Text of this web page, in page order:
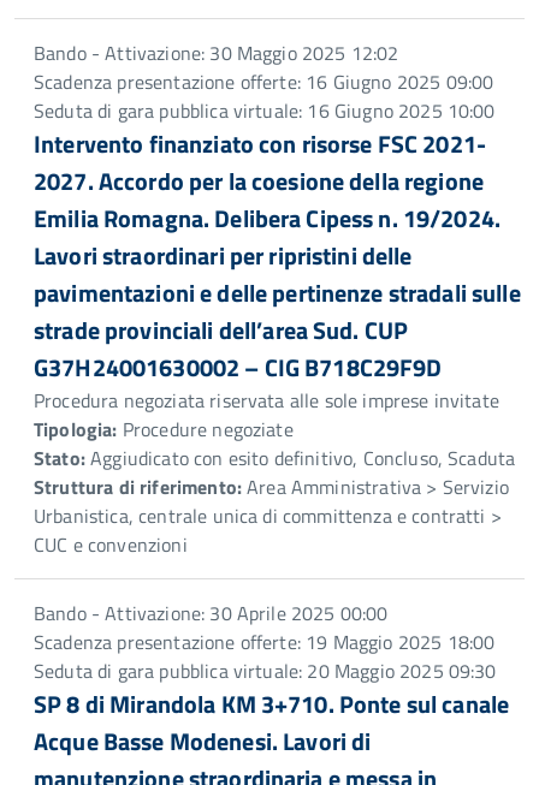
Bando - Attivazione: 30 Maggio 2025 12:02
Scadenza presentazione offerte: 16 Giugno 2025 09:00
Seduta di gara pubblica virtuale: 16 Giugno 2025 10:00
Intervento finanziato con risorse FSC 2021-
2027. Accordo per la coesione della regione
Emilia Romagna. Delibera Cipess n. 19/2024.
Lavori straordinari per ripristini delle
pavimentazioni e delle pertinenze stradali sulle
strade provinciali dell’area Sud. CUP
G37H24001630002 – CIG B718C29F9D
Procedura negoziata riservata alle sole imprese invitate
Tipologia: Procedure negoziate
Stato:Aggiudicato con esito definitivo, Concluso, Scaduta
Struttura di riferimento:Area Amministrativa > Servizio
Urbanistica, centrale unica di committenza e contratti >
CUC e convenzioni
Bando - Attivazione: 30 Aprile 2025 00:00
Scadenza presentazione offerte: 19 Maggio 2025 18:00
Seduta di gara pubblica virtuale: 20 Maggio 2025 09:30
SP 8 di Mirandola KM 3+710. Ponte sul canale
Acque Basse Modenesi. Lavori di